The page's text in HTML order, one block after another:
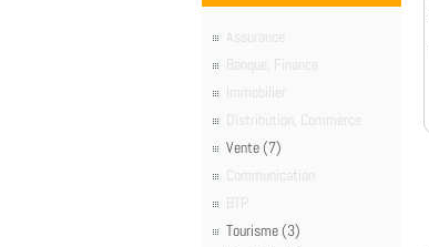
Assurance
Banque, Finance
Immobilier
Distribution, Commerce
Vente (7)
Communication
BTP
Tourisme (3)